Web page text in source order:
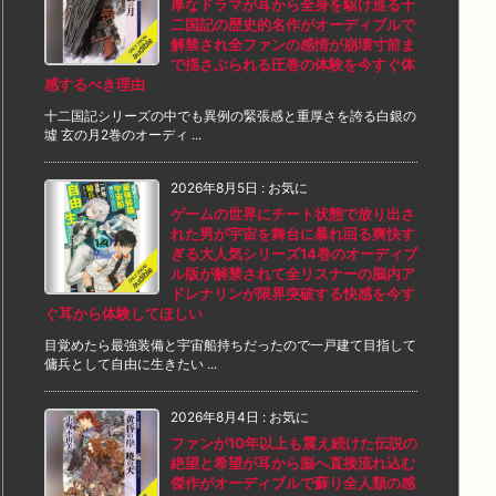
厚なドラマが耳から全身を駆け巡る十
二国記の歴史的名作がオーディブルで
解禁され全ファンの感情が崩壊寸前ま
で揺さぶられる圧巻の体験を今すぐ体
感するべき理由
十二国記シリーズの中でも異例の緊張感と重厚さを誇る白銀の
墟 玄の月2巻のオーディ ...
2026年8月5日 : お気に
ゲームの世界にチート状態で放り出さ
れた男が宇宙を舞台に暴れ回る爽快す
ぎる大人気シリーズ14巻のオーディブ
ル版が解禁されて全リスナーの脳内ア
ドレナリンが限界突破する快感を今す
ぐ耳から体験してほしい
目覚めたら最強装備と宇宙船持ちだったので一戸建て目指して
傭兵として自由に生きたい ...
2026年8月4日 : お気に
ファンが10年以上も震え続けた伝説の
絶望と希望が耳から脳へ直接流れ込む
傑作がオーディブルで蘇り全人類の感